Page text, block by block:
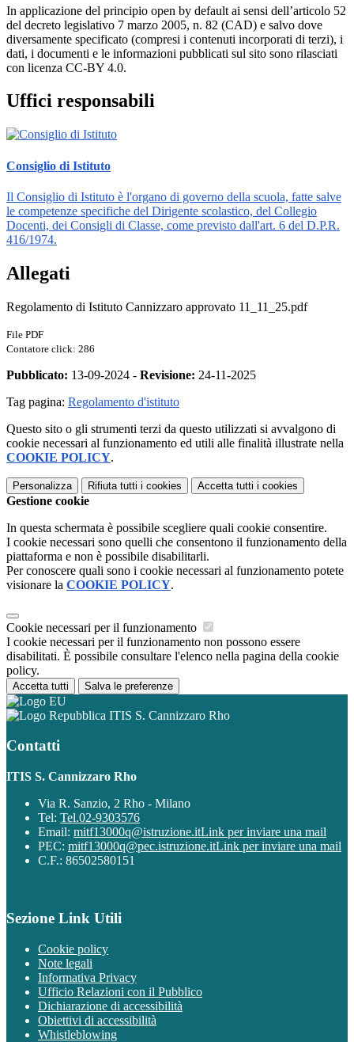
In applicazione del principio open by default ai sensi dell’articolo 52
del decreto legislativo 7 marzo 2005, n. 82 (CAD) e salvo dove
diversamente specificato (compresi i contenuti incorporati di terzi), i
dati, i documenti e le informazioni pubblicati sul sito sono rilasciati
con licenza CC-BY 4.0.
Uffici responsabili
Consiglio di Istituto
Il Consiglio di Istituto è l'organo di governo della scuola, fatte salve
le competenze specifiche del Dirigente scolastico, del Collegio
Docenti, dei Consigli di Classe, come previsto dall'art. 6 del D.P.R.
416/1974.
Allegati
Regolamento di Istituto Cannizzaro approvato 11_11_25.pdf
File PDF
Contatore click: 286
Pubblicato: 13-09-2024 - Revisione: 24-11-2025
Tag pagina: Regolamento d'istituto
Questo sito o gli strumenti terzi da questo utilizzati si avvalgono di
cookie necessari al funzionamento ed utili alle finalità illustrate nella
COOKIE POLICY.
Personalizza Rifiuta tutti i cookies Accetta tutti i cookies
Gestione cookie
In questa schermata è possibile scegliere quali cookie consentire.
I cookie necessari sono quelli che consentono il funzionamento della
piattaforma e non è possibile disabilitarli.
Per conoscere quali sono i cookie necessari al funzionamento potete
visionare la COOKIE POLICY.
Cookie necessari per il funzionamento
I cookie necessari per il funzionamento non possono essere
disabilitati. È possibile consultare l'elenco nella pagina della cookie
policy.
Accetta tutti Salva le preferenze
ITIS S. Cannizzaro Rho
Contatti
ITIS S. Cannizzaro Rho
Via R. Sanzio, 2 Rho - Milano
Tel: Tel.02-9303576
Email: mitf13000q@istruzione.itLink per inviare una mail
PEC: mitf13000q@pec.istruzione.itLink per inviare una mail
C.F.: 86502580151
Sezione Link Utili
Cookie policy
Note legali
Informativa Privacy
Ufficio Relazioni con il Pubblico
Dichiarazione di accessibilità
Obiettivi di accessibilità
Whistleblowing